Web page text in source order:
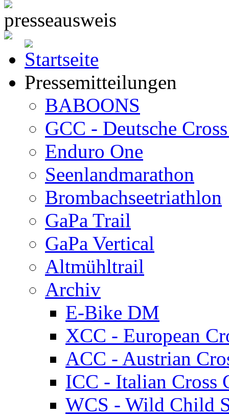
Pressemitteilungen
BABOONS
GCC - Deutsche
Enduro One
Seenlandmarathon
Brombachseetriathlon
GaPa Trail
GaPa Vertical
Altmühltrail
Archiv
E-Bike DM
XCC - European
ACC - Austrian
ICC - Italian Cross
WCS - Wild Child